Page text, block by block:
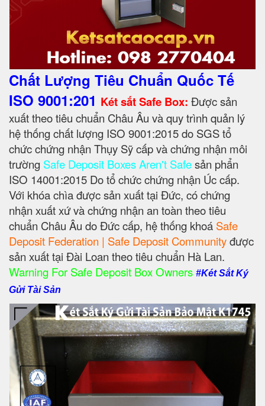
Chất Lượng Tiêu Chuẩn Quốc Tế
ISO 9001:201 Két sắt Safe Box: Được sản
xuất theo tiêu chuẩn Châu Âu và quy trình quản lý
hệ thống chất lượng ISO 9001:2015 do SGS tổ
chức chứng nhận Thụy Sỹ cấp và chứng nhận môi
trường Safe Deposit Boxes Aren't Safesản phẩn
ISO 14001:2015 Do tổ chức chứng nhận Úc cấp.
Với khóa chìa được sản xuất tại Đức, có chứng
nhận xuất xứ và chứng nhận an toàn theo tiêu
chuẩn Châu Âu do Đức cấp, hệ thống khoá Safe
Deposit Federation | Safe Deposit Communityđược
sản xuất tại Đài Loan theo tiêu chuẩn Hà Lan.
Warning For Safe Deposit Box Owners #Két Sắt Ký
Gửi Tài Sản